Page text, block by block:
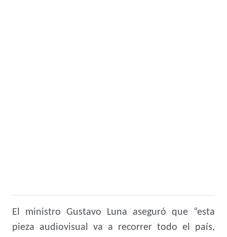
El ministro Gustavo Luna aseguró que “esta
pieza audiovisual va a recorrer todo el país,